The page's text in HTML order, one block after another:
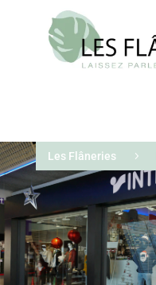
Les Flâneries 5